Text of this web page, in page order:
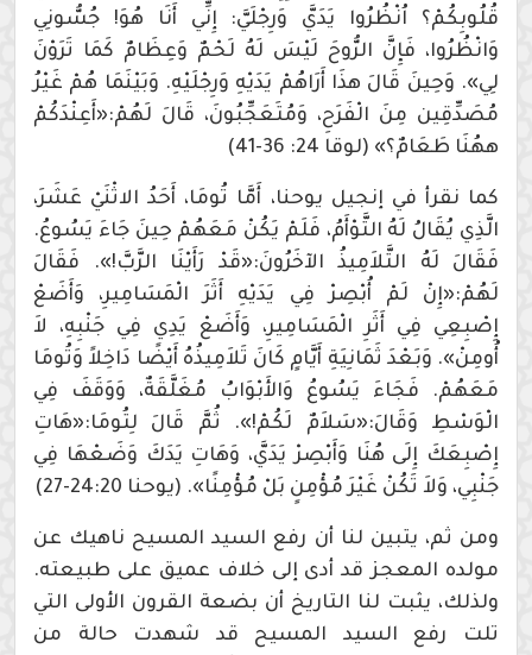
قُلُوبِكُمْ؟ اُنْظُرُوا يَدَيَّ وَرِجْلَيَّ: إِنِّي أَنَا هُوَ! جُسُّونِي
وَانْظُرُوا، فَإِنَّ الرُّوحَ لَيْسَ لَهُ لَحْمٌ وَعِظَامٌ كَمَا تَرَوْنَ
لِي». وَحِينَ قَالَ هذَا أَرَاهُمْ يَدَيْهِ وَرِجْلَيْهِ. وَبَيْنَمَا هُمْ غَيْرُ
مُصَدِّقِين مِنَ الْفَرَحِ، وَمُتَعَجِّبُونَ، قَالَ لَهُمْ:«أَعِنْدَكُمْ
ههُنَا طَعَامٌ؟» (لوقا 24: 36-41)
كما نقرأ في إنجيل يوحنا، أَمَّا تُومَا، أَحَدُ الاثْنَيْ عَشَرَ،
الَّذِي يُقَالُ لَهُ التَّوْأَمُ، فَلَمْ يَكُنْ مَعَهُمْ حِينَ جَاءَ يَسُوعُ.
فَقَالَ لَهُ التَّلاَمِيذُ الآخَرُونَ:«قَدْ رَأَيْنَا الرَّبَّ!». فَقَالَ
لَهُمْ:«إِنْ لَمْ أُبْصِرْ فِي يَدَيْهِ أَثَرَ الْمَسَامِيرِ، وَأَضَعْ
إِصْبِعِي فِي أَثَرِ الْمَسَامِيرِ، وَأَضَعْ يَدِي فِي جَنْبِهِ، لاَ
أُومِنْ». وَبَعْدَ ثَمَانِيَةِ أَيَّامٍ كَانَ تَلاَمِيذُهُ أَيْضًا دَاخِلاً وَتُومَا
مَعَهُمْ. فَجَاءَ يَسُوعُ وَالأَبْوَابُ مُغَلَّقَةٌ، وَوَقَفَ فِي
الْوَسْطِ وَقَالَ:«سَلاَمٌ لَكُمْ!». ثُمَّ قَالَ لِتُومَا:«هَاتِ
إِصْبِعَكَ إِلَى هُنَا وَأَبْصِرْ يَدَيَّ، وَهَاتِ يَدَكَ وَضَعْهَا فِي
جَنْبِي، وَلاَ تَكُنْ غَيْرَ مُؤْمِنٍ بَلْ مُؤْمِنًا». (يوحنا 24:20-27)
ومن ثم، يتبين لنا أن رفع السيد المسيح ناهيك عن
مولده المعجز قد أدى إلى خلاف عميق على طبيعته.
ولذلك، يثبت لنا التاريخ أن بضعة القرون الأولى التي
تلت رفع السيد المسيح قد شهدت حالة من